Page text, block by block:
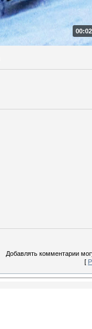
Добавлять комментарии
[